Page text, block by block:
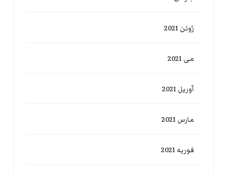
ژوئن 2021
می 2021
آوریل 2021
مارس 2021
فوریه 2021